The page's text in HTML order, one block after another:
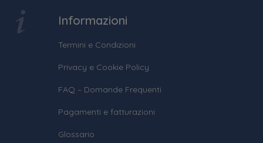
Informazioni
Termini e Condizioni
Privacy e Cookie Policy
FAQ – Domande Frequenti
Pagamenti e fatturazioni
Glossario